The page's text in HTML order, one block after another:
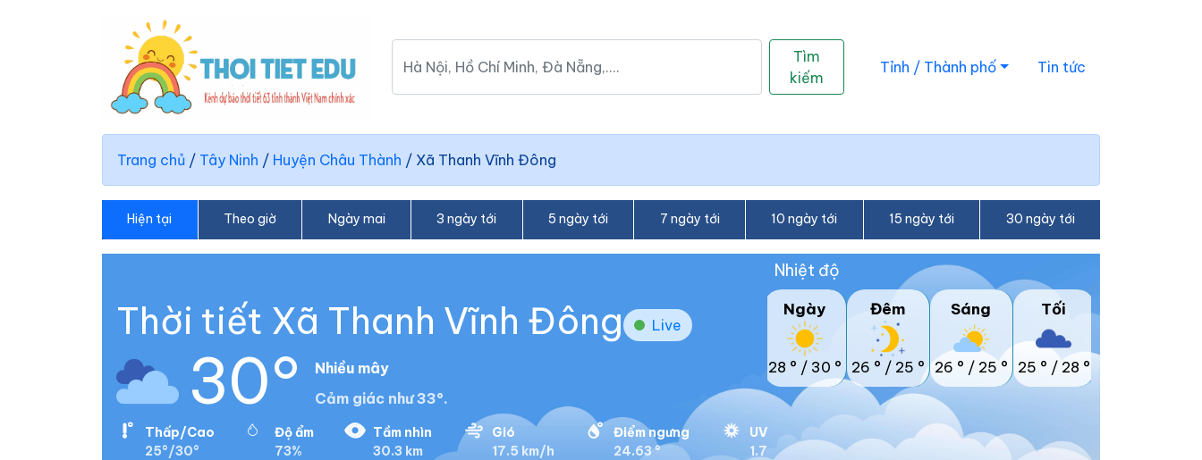
Tìm
kiếm
Tỉnh / Thành phố Tin tức
Trang chủ / Tây Ninh / Huyện Châu Thành / Xã Thanh Vĩnh Đông
Hiện tại Theo giờ Ngày mai 3 ngày tới 5 ngày tới 7 ngày tới 10 ngày tới 15 ngày tới 30 ngày tới
Thời tiết Xã Thanh Vĩnh Đông Live
30°
Nhiều mây
Cảm giác như 33°.
Thấp/Cao
25°/30°
Độ ẩm
73%
Tầm nhìn
30.3 km
Gió
17.5 km/h
Điểm ngưng
24.63 °
UV
1.7
Nhiệt độ
Ngày
28 ° / 30 °
Đêm
26 ° / 25 °
Sáng
26 ° / 25 °
Tối
25 ° / 28 °